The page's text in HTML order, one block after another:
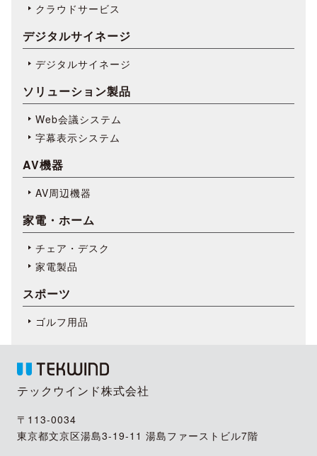
クラウドサービス
デジタルサイネージ
デジタルサイネージ
ソリューション製品
Web会議システム
字幕表⽰システム
AV機器
AV周辺機器
家電・ホーム
チェア・デスク
家電製品
スポーツ
ゴルフ用品
テックウインド株式会社
〒113-0034
東京都文京区湯島3-19-11 湯島ファーストビル7階